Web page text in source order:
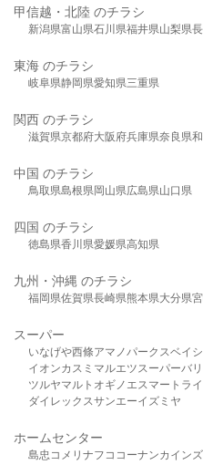
甲信越・北陸 のチラシ
新潟県富山県石川県福井県山梨県
東海 のチラシ
岐阜県静岡県愛知県三重県
関西 のチラシ
滋賀県京都府大阪府兵庫県奈良県
中国 のチラシ
鳥取県島根県岡山県広島県山口県
四国 のチラシ
徳島県香川県愛媛県高知県
九州・沖縄 のチラシ
福岡県佐賀県長崎県熊本県大分県
スーパー
いなげや西條アマノパークスベイ
イオンカスミ マルエツスーパーバ
ツルヤマルト オギノ エスマート ラ
ダイレックスサンエーイズミヤ
ホームセンター
島忠 コメリ ナフコ コーナンカインズ